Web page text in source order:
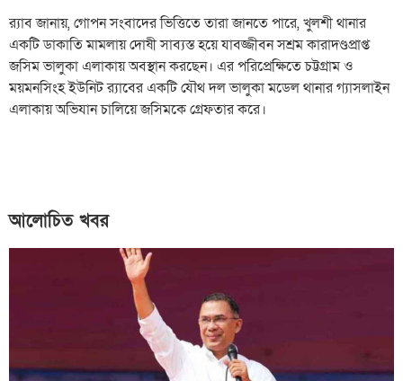
র‌্যাব জানায়, গোপন সংবাদের ভিত্তিতে তারা জানতে পারে, খুলশী থানার
একটি ডাকাতি মামলায় দোষী সাব্যস্ত হয়ে যাবজ্জীবন সশ্রম কারাদণ্ডপ্রাপ্ত
জসিম ভালুকা এলাকায় অবস্থান করছেন। এর পরিপ্রেক্ষিতে চট্টগ্রাম ও
ময়মনসিংহ ইউনিট র‌্যাবের একটি যৌথ দল ভালুকা মডেল থানার গ্যাসলাইন
এলাকায় অভিযান চালিয়ে জসিমকে গ্রেফতার করে।
আলোচিত খবর